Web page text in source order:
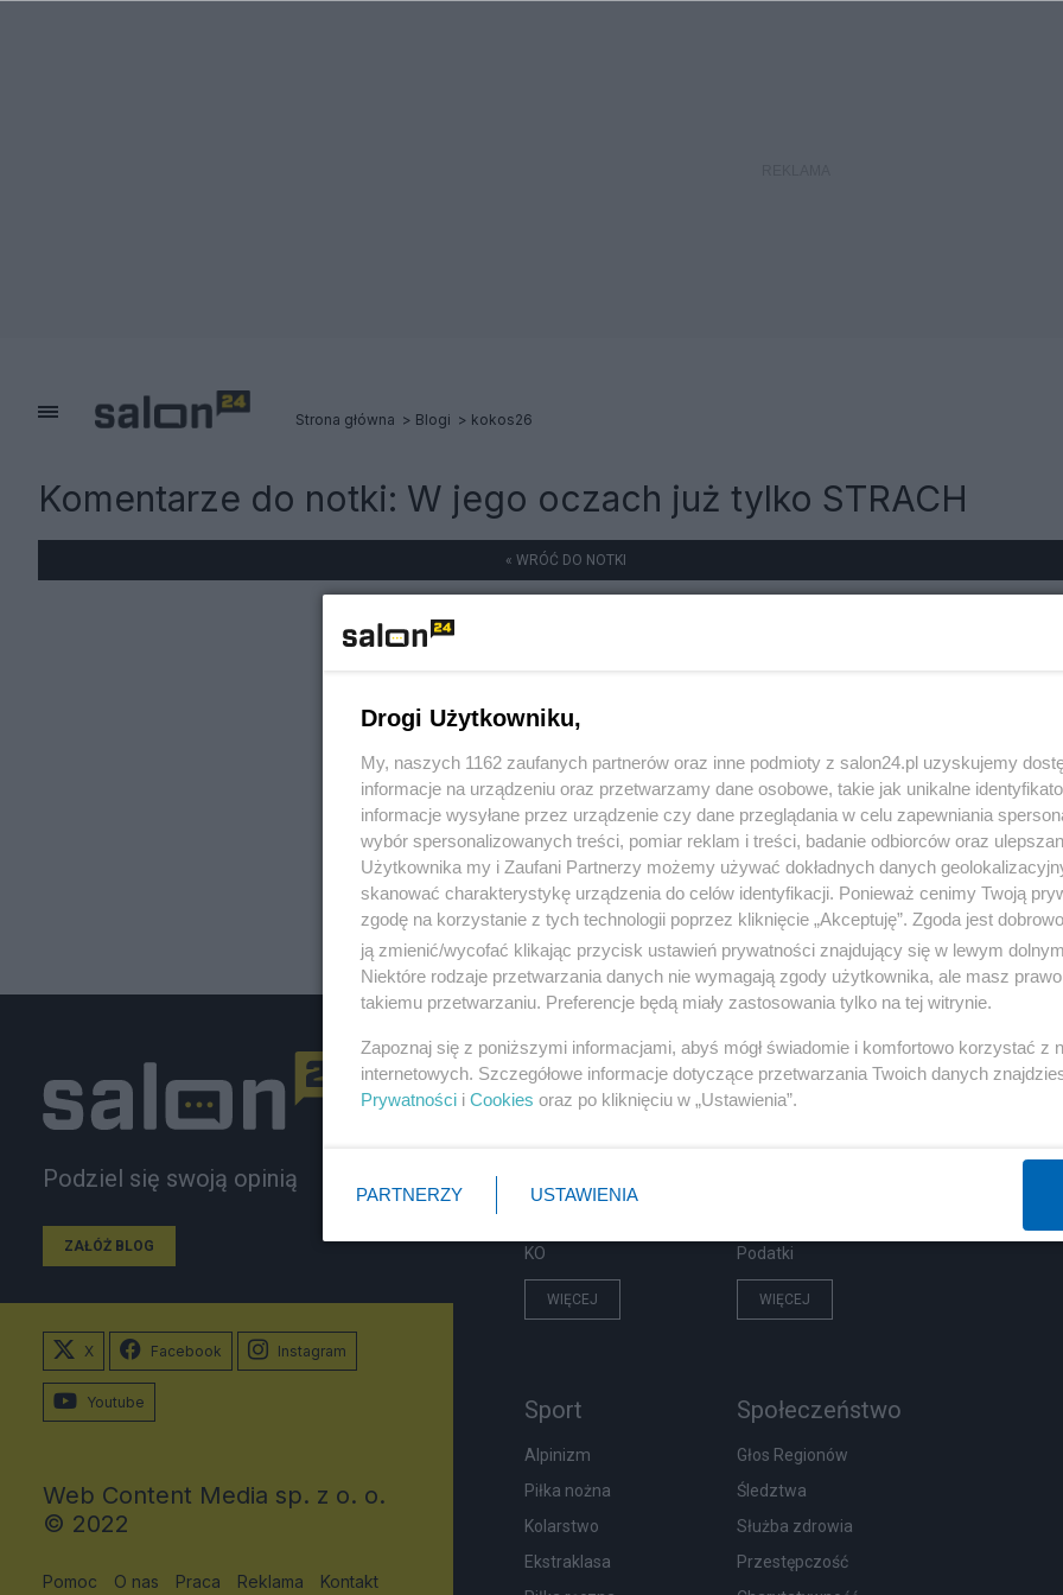
Strona główna Blogi kokos26
Komentarze do notki: W jego oczach już tylko STRACH
« WRÓĆ DO NOTKI
Podziel się swoją opinią
ZAŁÓŻ BLOG
Polityka
PiS
KO
WIĘCEJ
Gospodarka
Biznes
Podatki
WIĘCEJ
Sport
Alpinizm
Piłka nożna
Kolarstwo
Ekstraklasa
Społeczeństwo
Głos Regionów
Śledztwa
Służba zdrowia
Przestępczość
X Facebook Instagram
Youtube
Web Content Media sp. z o. o.
© 2022
Pomoc O nas Praca Reklama Kontakt
Drogi Użytkowniku,
My, naszych 1162 zaufanych partnerów oraz inne podmioty z salon24.pl uzyskujemy
informacje na urządzeniu oraz przetwarzamy dane osobowe, takie jak unikalne
informacje wysyłane przez urządzenie czy dane przeglądania w celu zapewniania
wybór spersonalizowanych treści, pomiar reklam i treści, badanie odbiorców oraz
Użytkownika my i Zaufani Partnerzy możemy używać dokładnych danych
skanować charakterystykę urządzenia do celów identyfikacji. Ponieważ cenimy Twoją
zgodę na korzystanie z tych technologii poprzez kliknięcie „Akceptuję”. Zgoda jest
ją zmienić/wycofać klikając przycisk ustawień prywatności znajdujący się w lewym
Niektóre rodzaje przetwarzania danych nie wymagają zgody użytkownika, ale masz
takiemu przetwarzaniu. Preferencje będą miały zastosowania tylko na tej witrynie.
Zapoznaj się z poniższymi informacjami, abyś mógł świadomie i komfortowo korzystać z
internetowych. Szczegółowe informacje dotyczące przetwarzania Twoich danych
Prywatności i Cookies oraz po kliknięciu w „Ustawienia”.
PARTNERZY USTAWIENIA